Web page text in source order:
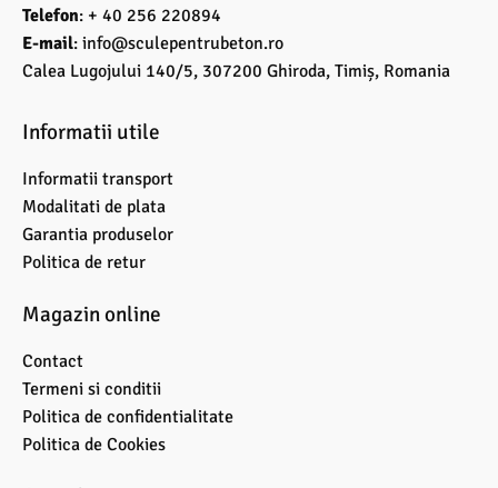
Telefon: + 40 256 220894
E-mail: info@sculepentrubeton.ro
Calea Lugojului 140/5, 307200 Ghiroda, Timiș, Romania
Informatii utile
Informatii transport
Modalitati de plata
Garantia produselor
Politica de retur
Magazin online
Contact
Termeni si conditii
Politica de confidentialitate
Politica de Cookies